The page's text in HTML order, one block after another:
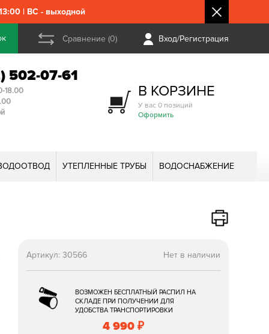
| ВС - выходной
Сравнение (0) Вход/Регистрация
502-07-61
18.00
В КОРЗИНЕ
У вас 0 позиций
Оформить
УТЕПЛЕННЫЕ ТРУБЫ ВОДОСНАБЖЕНИЕ
Нет в наличии
Артикул:30566
ВОЗМОЖЕН БЕСПЛАТНЫЙ РАСПИЛ НА
СКЛАДЕ ПРИ ПОЛУЧЕНИИ ДЛЯ
УДОБСТВА ТРАНСПОРТИРОВКИ
4 990 ₽